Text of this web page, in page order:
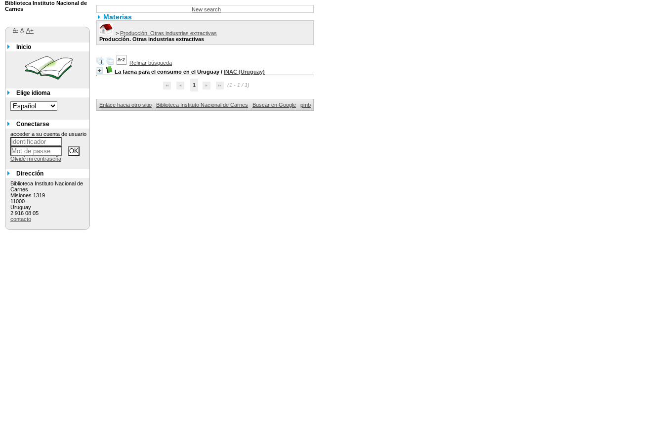
New search
Materias
> Producción. Otras industrias extractivas
Producción. Otras industrias extractivas
Refinar búsqueda
La faena para el consumo en el Uruguay / INAC (Uruguay)
1 (1 - 1 / 1)
Enlace hacia otro sitio Biblioteca Instituto Nacional de Carnes Buscar en Google pmb
Biblioteca Instituto Nacional de
Carnes
A- A A+
Inicio
Elige idioma
Conectarse
acceder a su cuenta de usuario
Olvidé mi contraseña
Dirección
Biblioteca Instituto Nacional de
Carnes
Misiones 1319
11000
Uruguay
2 916 08 05
contacto